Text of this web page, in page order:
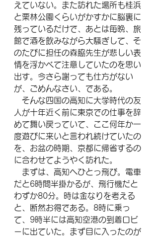
えていない。また訪れた場所も桂浜
と栗林公園くらいがかすかに脳裏に
残っているだけで、あとは毎晩、旅
館で酒を飲みながら大騒ぎして、そ
のたびに担任の森脇先生が悲しい表
情を浮かべて注意していたのを思い
出す。今さら謝っても仕方がない
が、ごめんなさい、である。
そんな四国の高知に大学時代の友
人が十年近く前に東京での仕事を辞
めて舞い戻っていて、ここ何年か一
度遊びに来いと言われ続けていたの
を、お盆の時期、京都に帰省するの
に合わせてようやく訪れた。
まずは、高知へひとっ飛び。電車
だと6時間半掛かるが、飛行機だと
わずか80分。時は金なりを考える
と、断然お得である。8時に乗っ
て、9時半には高知空港の到着ロビ
ーに出ていた。まず目に入ったのが